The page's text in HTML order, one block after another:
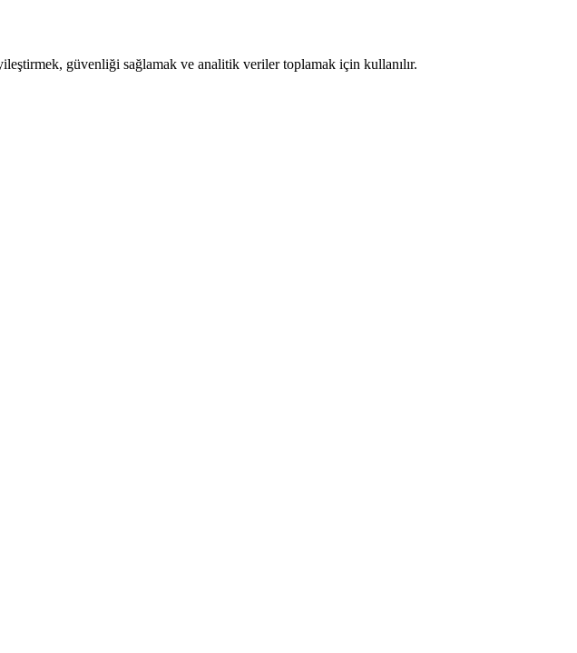
güvenliği sağlamak ve analitik veriler toplamak için kullanılır.